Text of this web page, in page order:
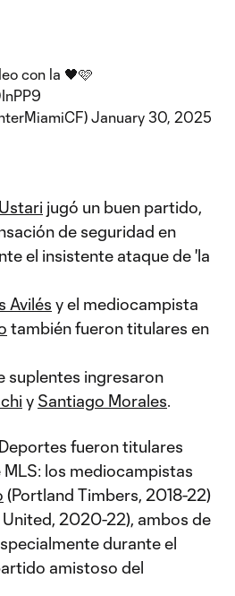
con la 🖤🩷
January 30, 2025
jugó un buen partido,
de seguridad en
el insistente ataque de 'la
Avilés y el mediocampista
también fueron titulares en
suplentes ingresaron
y Santiago Morales.
fueron titulares
los mediocampistas
(Portland Timbers, 2018-22)
United, 2020-22), ambos de
durante el
amistoso del